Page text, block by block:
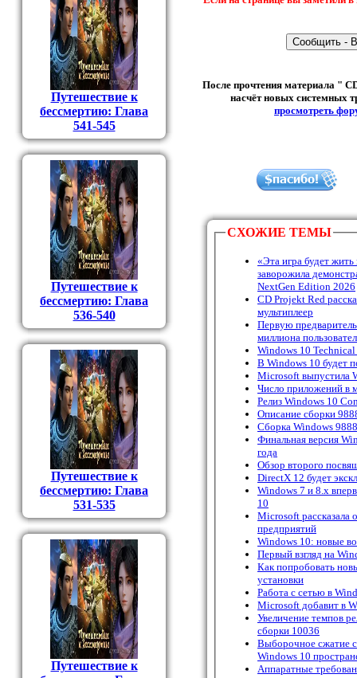
Путешествие к
бессмертию: Глава
541-545
Путешествие к
бессмертию: Глава
536-540
Путешествие к
бессмертию: Глава
531-535
Путешествие к
После прочтения материала "
насчёт новых системных
просмотреть
СХОЖИЕ ТЕМЫ
«Эта игра будет
заворожила
NextGen Edition 2026
CD Projekt Red
мультиплеер
Первую
миллиона
Windows 10
В Windows 10 будет
Microsoft выпустила
Число приложений в
Релиз Windows 10
Описание сборки
Сборка Windows
Финальная версия
года
Обзор второго
DirectX 12 будет
Windows 7 и 8.х
10
Microsoft рассказала
предприятий
Windows 10: новые
Первый взгляд на
Как попробовать
установки
Работа с сетью в
Microsoft добавит в
Увеличение темпов
сборки 10036
Выборочное сжатие
Windows 10
Аппаратные